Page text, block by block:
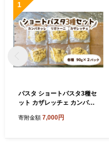
1
パスタ ショートパスタ3種セ
ット カザレッチェ カンパネ
パスタ コナリエ 簡単 本格 シ
寄附金額 7,000円